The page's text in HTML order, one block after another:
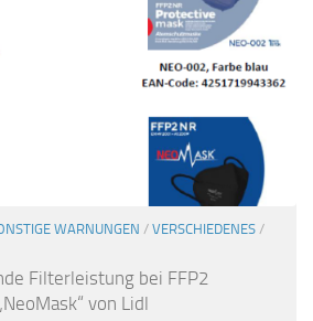
WARNUNGEN / VERSCHIEDENES /
Filterleistung bei FFP2
von Lidl